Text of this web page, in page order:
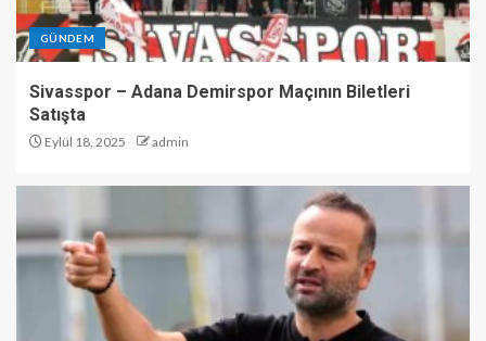
GÜNDEM
Sivasspor – Adana Demirspor Maçının Biletleri
Satışta
Eylül 18, 2025 admin